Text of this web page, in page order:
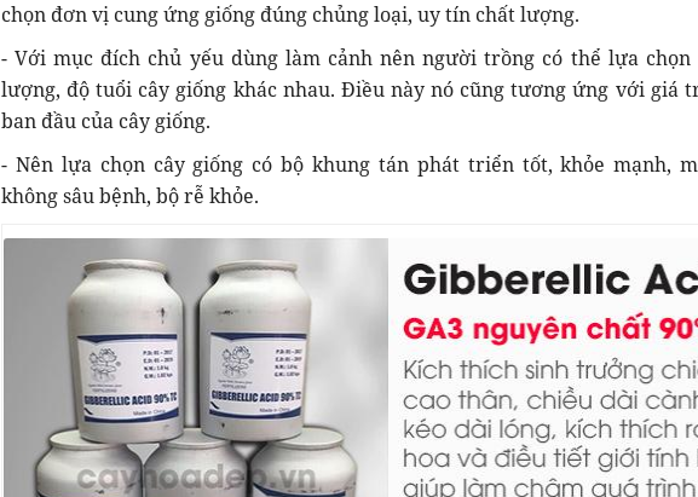
chọn đơn vị cung ứng giống đúng chủng loại, uy tín chất lượng.
- Với mục đích chủ yếu dùng làm cảnh nên người trồng có thể lựa chọn
lượng, độ tuổi cây giống khác nhau. Điều này nó cũng tương ứng với giá
ban đầu của cây giống.
- Nên lựa chọn cây giống có bộ khung tán phát triển tốt, khỏe mạnh,
không sâu bệnh, bộ rễ khỏe.